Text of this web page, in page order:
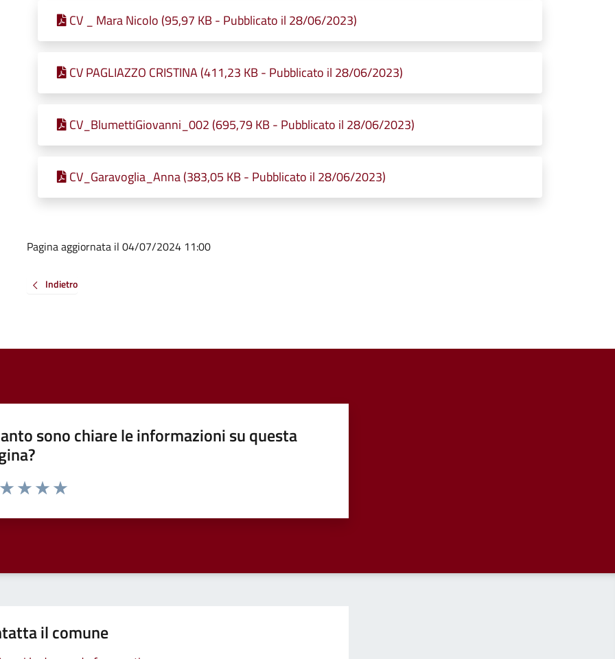
CV _ Mara Nicolo (95,97 KB - Pubblicato il 28/06/2023)
CV PAGLIAZZO CRISTINA (411,23 KB - Pubblicato il 28/06/2023)
CV_BlumettiGiovanni_002 (695,79 KB - Pubblicato il 28/06/2023)
CV_Garavoglia_Anna (383,05 KB - Pubblicato il 28/06/2023)
Pagina aggiornata il 04/07/2024 11:00
Indietro
sono chiare le informazioni su questa
da 1 a 5 stelle la pagina
il comune